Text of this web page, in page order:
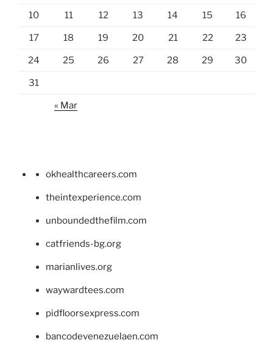
10 11 12 13 14 15 16
17 18 19 20 21 22 23
24 25 26 27 28 29 30
31
« Mar
okhealthcareers.com
theintexperience.com
unboundedthefilm.com
catfriends-bg.org
marianlives.org
waywardtees.com
pidfloorsexpress.com
bancodevenezuelaen.com